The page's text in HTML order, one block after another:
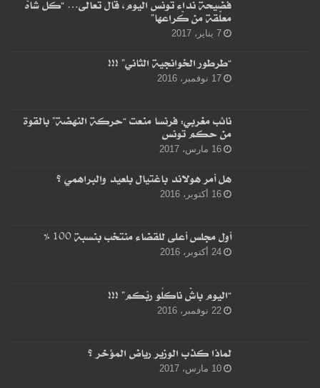
فضيحة نداء تونس اليوم، قال تعالى… “كل شاهْ
معلّقة من كْراعها”
7 يناير، 2017
“طرطور الخوانجية الثاني” !!!
17 نوفمبر، 2016
نائب مغربي: فرنسا منعت “حركة النهضة” بالقوة
من حكم تونس
16 مارس، 2017
هل أمر هولاند باغتيال بلعيد والبراهمي ؟
16 أكتوبر، 2016
أول مجلس أعلى للقضاء منتخب بنسبة 100 %
24 أكتوبر، 2016
“اليوم باشْ ناكلُو ربّكم” !!!
22 نوفمبر، 2016
لماذا كذب الوزير رياض المؤخر ؟
10 مارس، 2017